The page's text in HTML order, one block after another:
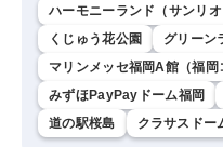
ハーモニーランド（サンリオ
くじゅう花公園
グリーン
マリンメッセ福岡A館（福岡
みずほPayPayドーム福岡
道の駅桜島
クラサスドー